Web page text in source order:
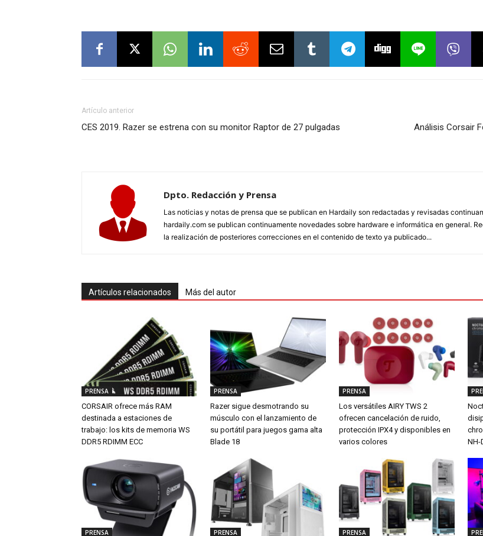
Artículo anterior
CES 2019. Razer se estrena con su monitor Raptor de 27 pulgadas
Análisis Corsair
Dpto. Redacción y Prensa
Las noticias y notas de prensa que se publican en Hardaily son redactadas y revisadas
hardaily.com se publican continuamente novedades sobre hardware e informática en general.
la realización de posteriores correcciones en el contenido de texto ya publicado...
Artículos relacionados Más del autor
PRENSA
CORSAIR ofrece más RAM
destinada a estaciones de
trabajo: los kits de memoria WS
DDR5 RDIMM ECC
PRENSA
Razer sigue desmotrando su
músculo con el lanzamiento de
su portátil para juegos gama alta
Blade 18
PRENSA
Los versátiles AIRY TWS 2
ofrecen cancelación de ruido,
protección IPX4 y disponibles en
varios colores
NH-
PRENSA PRENSA PRENSA